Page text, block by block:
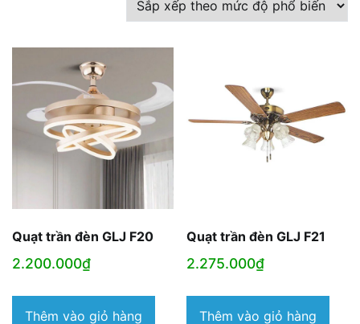
theo
Quạt trần đèn GLJ F20
2.200.000₫
Thêm vào giỏ hàng
Quạt trần đèn GLJ F21
2.275.000₫
Thêm vào giỏ hàng